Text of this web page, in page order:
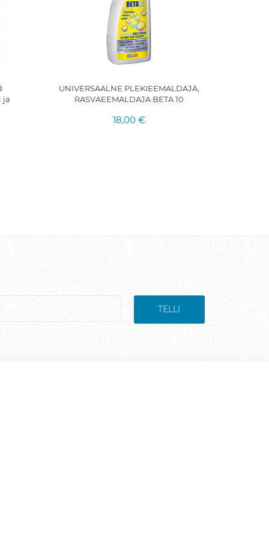
ja
UNIVERSAALNE PLEKIEEMALDAJA,
RASVAEEMALDAJA BETA 10
18,00 €
TELLI